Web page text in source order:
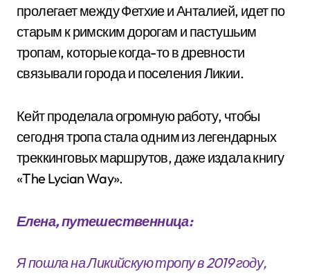
пролегает между Фетхие и Анталией, идет по
старым к римским дорогам и пастушьим
тропам, которые когда-то в древности
связывали города и поселения Ликии.
Кейт проделала огромную работу, чтобы
сегодня тропа стала одним из легендарных
треккинговых маршрутов, даже издала книгу
«The Lycian Way».
Елена, путешественница:
Я пошла на Ликийскую тропу в 2019 году,